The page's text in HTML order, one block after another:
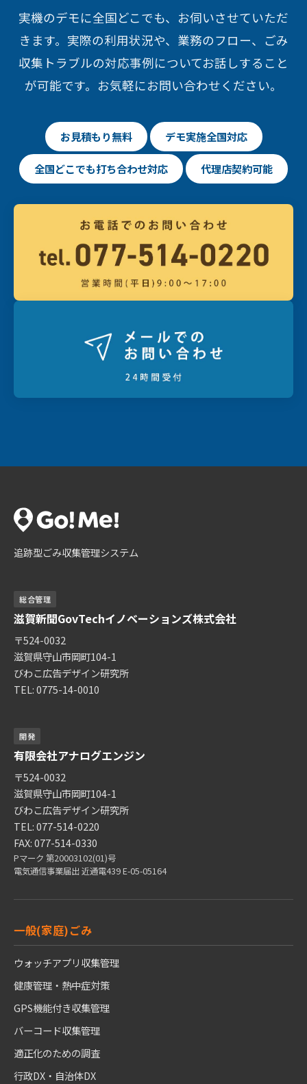
実機のデモに全国どこでも、お伺いさせていただ
きます。実際の利用状況や、業務のフロー、ごみ
収集トラブルの対応事例についてお話しすること
が可能です。お気軽にお問い合わせください。
お見積もり無料 デモ実施全国対応
全国どこでも打ち合わせ対応 代理店契約可能
追跡型ごみ収集管理システム
総合管理
滋賀新聞GovTechイノベーションズ株式会社
〒524-0032
滋賀県守山市岡町104-1
びわこ広告デザイン研究所
TEL: 0775-14-0010
開発
有限会社アナログエンジン
〒524-0032
滋賀県守山市岡町104-1
びわこ広告デザイン研究所
TEL: 077-514-0220
FAX: 077-514-0330
Pマーク 第20003102(01)号
電気通信事業届出 近通電439 E-05-05164
一般(家庭)ごみ
ウォッチアプリ収集管理
健康管理・熱中症対策
GPS機能付き収集管理
バーコード収集管理
適正化のための調査
行政DX・自治体DX